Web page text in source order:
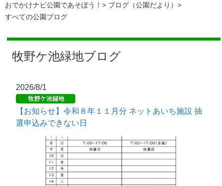
おでかけナビ公園であそぼう！
ブログ（公園だより）
すべての公園ブログ
牧野ケ池緑地ブログ
2026/8/1
【お知らせ】令和８年１１月分 ネットあいち施設 抽
選申込みできない日